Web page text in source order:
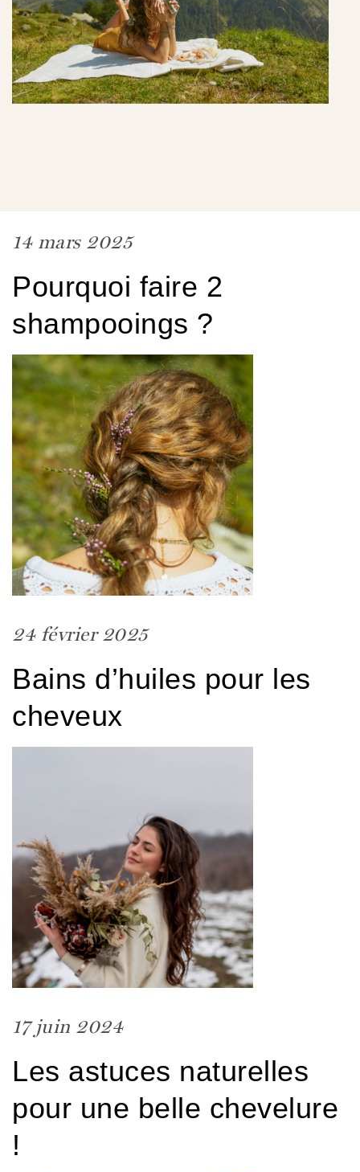
14 mars 2025
Pourquoi faire 2
shampooings ?
24 février 2025
Bains d’huiles pour les
cheveux
17 juin 2024
Les astuces naturelles
pour une belle chevelure
!